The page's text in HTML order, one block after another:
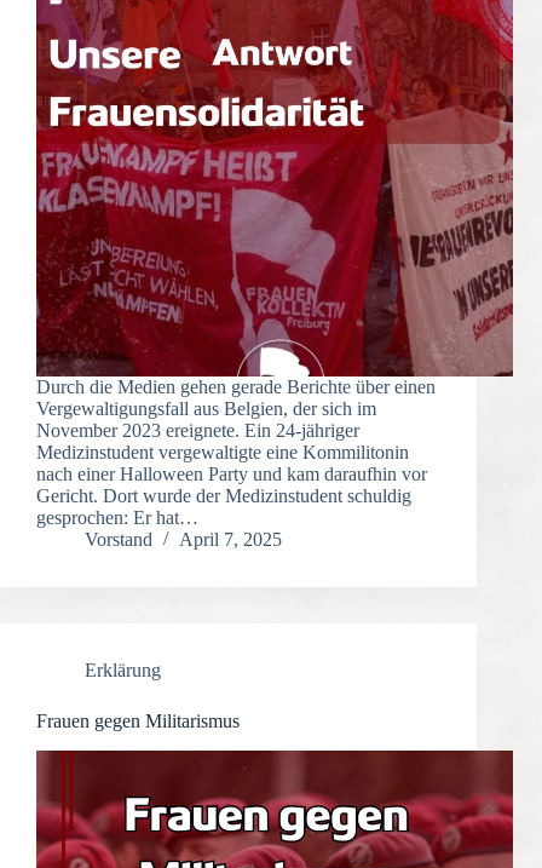
Durch die Medien gehen gerade Berichte über einen
Vergewaltigungsfall aus Belgien, der sich im
November 2023 ereignete. Ein 24-jähriger
Medizinstudent vergewaltigte eine Kommilitonin
nach einer Halloween Party und kam daraufhin vor
Gericht. Dort wurde der Medizinstudent schuldig
gesprochen: Er hat…
Vorstand
April 7, 2025
Erklärung
Frauen gegen Militarismus